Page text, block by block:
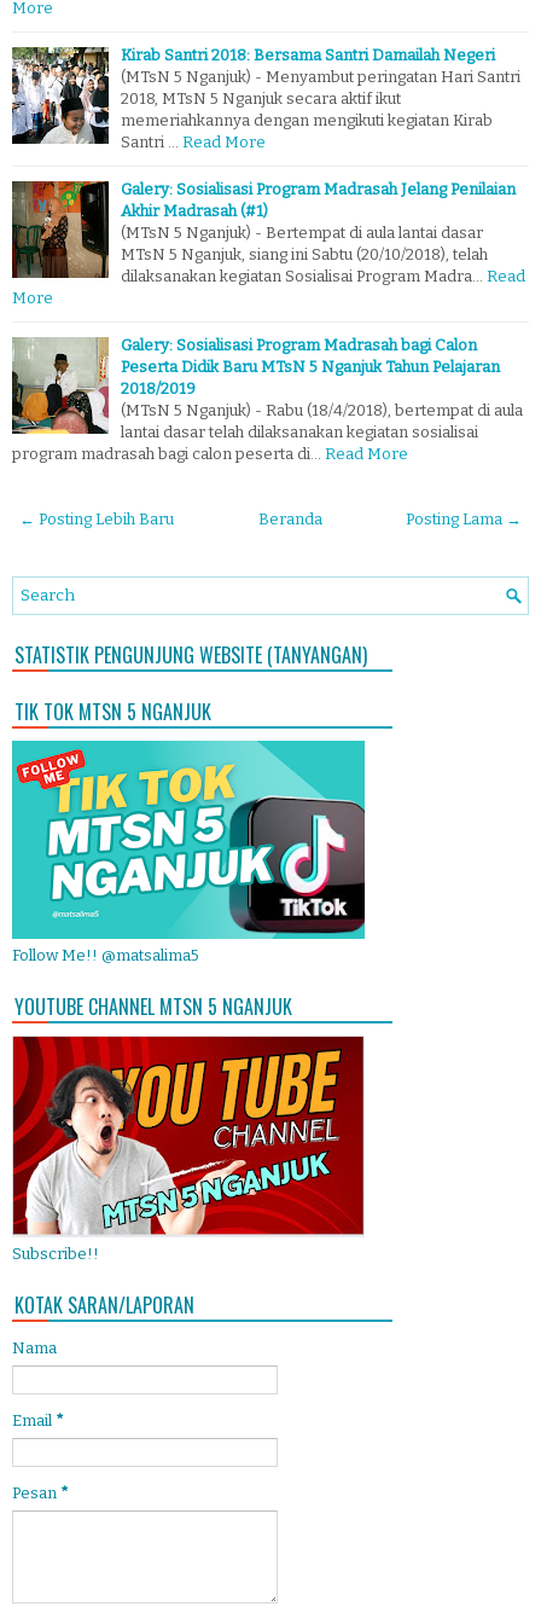
More
Kirab Santri 2018: Bersama Santri Damailah Negeri
(MTsN 5 Nganjuk) - Menyambut peringatan Hari Santri
2018, MTsN 5 Nganjuk secara aktif ikut
memeriahkannya dengan mengikuti kegiatan Kirab
Santri … Read More
Galery: Sosialisasi Program Madrasah Jelang Penilaian
Akhir Madrasah (#1)
(MTsN 5 Nganjuk) - Bertempat di aula lantai dasar
MTsN 5 Nganjuk, siang ini Sabtu (20/10/2018), telah
dilaksanakan kegiatan Sosialisai Program Madra… Read
More
Galery: Sosialisasi Program Madrasah bagi Calon
Peserta Didik Baru MTsN 5 Nganjuk Tahun Pelajaran
2018/2019
(MTsN 5 Nganjuk) - Rabu (18/4/2018), bertempat di aula
lantai dasar telah dilaksanakan kegiatan sosialisai
program madrasah bagi calon peserta di… Read More
← Posting Lebih Baru Posting Lama →
Beranda
STATISTIK PENGUNJUNG WEBSITE (TANYANGAN)
TIK TOK MTSN 5 NGANJUK
Follow Me!! @matsalima5
YOUTUBE CHANNEL MTSN 5 NGANJUK
Subscribe!!
KOTAK SARAN/LAPORAN
Nama
Email *
Pesan *